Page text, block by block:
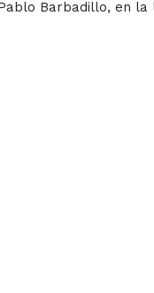
Barbadillo, en la